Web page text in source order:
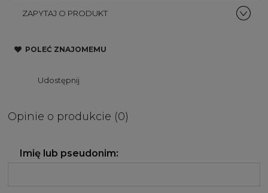
ZAPYTAJ O PRODUKT
POLEĆ ZNAJOMEMU
Udostępnij
Opinie o produkcie (0)
Imię lub pseudonim: